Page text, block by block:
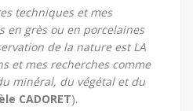
techniques et mes
en grès ou en porcelaines
de la nature est LA
et mes recherches comme
minéral, du végétal et du
CADORET).